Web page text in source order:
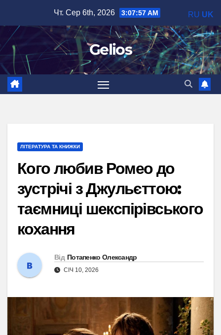
вмісту
Чт. Сер 6th, 2026 3:07:58 AM
Gelios
ЛІТЕРАТУРА ТА КНИЖКИ
Кого любив Ромео до
зустрічі з Джульєттою:
таємниці шекспірівського
кохання
Від Потапенко Олександр
СІЧ 10, 2026
RU UK